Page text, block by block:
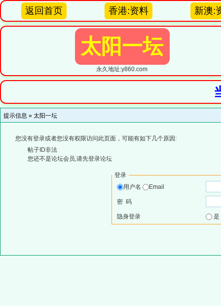
返回首页 香港:资料 新澳:
太阳一坛
永久地址:y860.com
提示信息 » 太阳一坛
您没有登录或者您没有权限访问此页面，可能有如下几个原因:
帖子ID非法
您还不是论坛会员,请先登录论坛
登录
用户名
Email
密 码
隐身登录